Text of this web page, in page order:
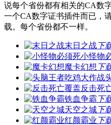
说每个省份都有相关的CA数
一个CA数字证书插件而已，
载。每个省份都不一样。
末日之战下
小怪物
魔卡幻想 下
反击死
铁血争霸 下
天空之城下
红颜霸业 下